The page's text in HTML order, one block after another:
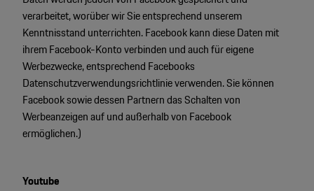
verarbeitet, worüber wir Sie entsprechend unserem
Kenntnisstand unterrichten. Facebook kann diese Daten mit
ihrem Facebook-Konto verbinden und auch für eigene
Werbezwecke, entsprechend Facebooks
Datenschutzverwendungsrichtlinie verwenden. Sie können
Facebook sowie dessen Partnern das Schalten von
Werbeanzeigen auf und außerhalb von Facebook
ermöglichen.)
Youtube